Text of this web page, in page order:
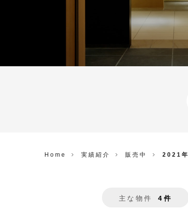
Home 実績紹介 販売中 2021年
主な物件 4件